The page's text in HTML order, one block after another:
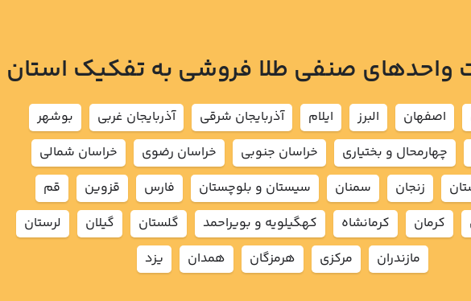
واحدهای صنفی طلا فروشی به تفکیک استان
اصفهان البرز ايلام آذربايجان شرقي آذربايجان غربي
بوشهر
چهارمحال و بختياري خراسان جنوبي خراسان رضوي
خراسان شمالي
زنجان سمنان سيستان و بلوچستان فارس قزوين
قم
كرمان كرمانشاه كهگيلويه و بويراحمد گلستان گيلان
لرستان
مازندران
مركزي هرمزگان همدان يزد